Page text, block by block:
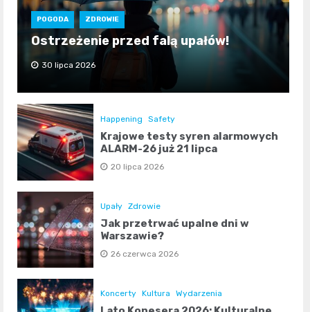
POGODA ZDROWIE
Ostrzeżenie przed falą upałów!
30 lipca 2026
Happening Safety
Krajowe testy syren alarmowych
ALARM-26 już 21 lipca
20 lipca 2026
Upały Zdrowie
Jak przetrwać upalne dni w
Warszawie?
26 czerwca 2026
Koncerty Kultura Wydarzenia